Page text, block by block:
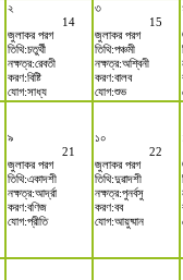
২
14
জুলাকর পরগ
তিথি:চতুর্থী
নক্ষত্র:রেবতী
করণ:বিষ্টি
যোগ:সাধ্য
৩
15
জুলাকর পরগ
তিথি:পঞ্চমী
নক্ষত্র:অশ্বিনী
করণ:বালব
যোগ:শুভ
৯
21
জুলাকর পরগ
তিথি:একাদশী
নক্ষত্র:আর্দ্রা
করণ:বণিজ
যোগ:প্রীতি
১০
22
জুলাকর পরগ
তিথি:দুৱাদশী
নক্ষত্র:পুনর্বসু
করণ:বব
যোগ:আয়ুষ্মান